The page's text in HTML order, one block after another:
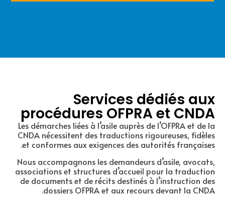
Services dédiés aux
procédures OFPRA et CNDA
Les démarches liées à l’asile auprès de l’OFPRA et de la
CNDA nécessitent des traductions rigoureuses, fidèles
et conformes aux exigences des autorités françaises.
Nous accompagnons les demandeurs d’asile, avocats,
associations et structures d’accueil pour la traduction
de documents et de récits destinés à l’instruction des
dossiers OFPRA et aux recours devant la CNDA.